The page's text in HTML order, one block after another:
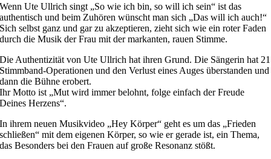
Wenn Ute Ullrich singt „So wie ich bin, so will ich sein“ ist das
authentisch und beim Zuhören wünscht man sich „Das will ich auch!“
Sich selbst ganz und gar zu akzeptieren, zieht sich wie ein roter Faden
durch die Musik der Frau mit der markanten, rauen Stimme.
Die Authentizität von Ute Ullrich hat ihren Grund. Die Sängerin hat 21
Stimmband-Operationen und den Verlust eines Auges überstanden und
dann die Bühne erobert.
Ihr Motto ist „Mut wird immer belohnt, folge einfach der Freude
Deines Herzens“.
In ihrem neuen Musikvideo „Hey Körper“ geht es um das „Frieden
schließen“ mit dem eigenen Körper, so wie er gerade ist, ein Thema,
das Besonders bei den Frauen auf große Resonanz stößt.